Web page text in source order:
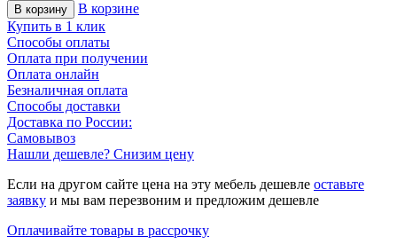
В корзину
В корзине
Купить в 1 клик
Способы оплаты
Оплата при получении
Оплата онлайн
Безналичная оплата
Способы доставки
Доставка по России:
Самовывоз
Нашли дешевле? Снизим цену
Если на другом сайте цена на эту мебель дешевле оставьте
заявку и мы вам перезвоним и предложим дешевле
Оплачивайте товары в рассрочку